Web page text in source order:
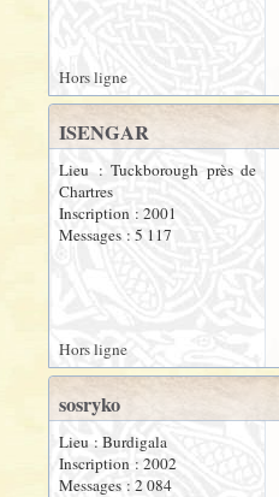
Hors ligne
ISENGAR
Lieu : Tuckborough près de
Chartres
Inscription : 2001
Messages : 5 117
Hors ligne
sosryko
Lieu : Burdigala
Inscription : 2002
Messages : 2 084